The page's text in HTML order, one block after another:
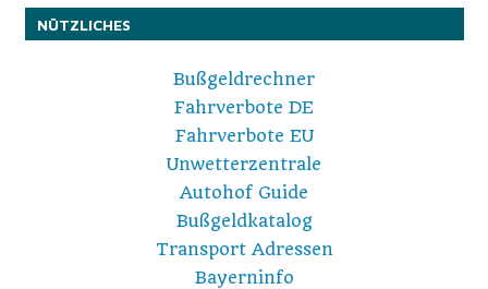
NÜTZLICHES
Bußgeldrechner
Fahrverbote DE
Fahrverbote EU
Unwetterzentrale
Autohof Guide
Bußgeldkatalog
Transport Adressen
Bayerninfo